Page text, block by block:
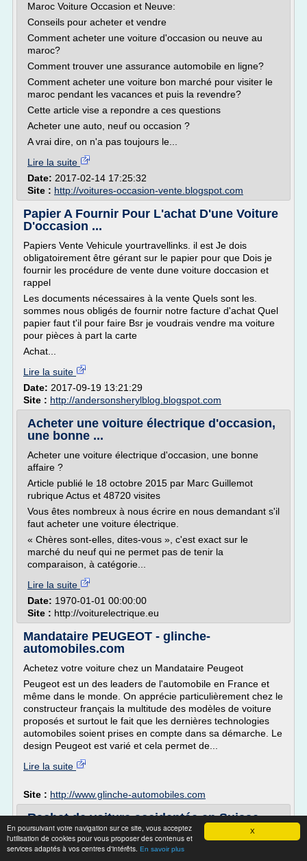
X
En poursuivant votre navigation sur ce site, vous acceptez
l'utilisation de cookies pour vous proposer des contenus et
services adaptés à vos centres d'intérêts. En savoir plus
Maroc Voiture Occasion et Neuve:
Conseils pour acheter et vendre
Comment acheter une voiture d'occasion ou neuve au
maroc?
Comment trouver une assurance automobile en ligne?
Comment acheter une voiture bon marché pour visiter le
maroc pendant les vacances et puis la revendre?
Cette article vise a repondre a ces questions
Acheter une auto, neuf ou occasion ?
A vrai dire, on n'a pas toujours le...
Lire la suite
Date: 2017-02-14 17:25:32
Site : http://voitures-occasion-vente.blogspot.com
Papier A Fournir Pour L'achat D'une Voiture
D'occasion ...
Papiers Vente Vehicule yourtravellinks. il est Je dois
obligatoirement être gérant sur le papier pour que Dois je
fournir les procédure de vente dune voiture doccasion et
rappel
Les documents nécessaires à la vente Quels sont les.
sommes nous obligés de fournir notre facture d'achat Quel
papier faut t'il pour faire Bsr je voudrais vendre ma voiture
pour pièces à part la carte
Achat...
Lire la suite
Date: 2017-09-19 13:21:29
Site : http://andersonsherylblog.blogspot.com
Acheter une voiture électrique d'occasion,
une bonne ...
Acheter une voiture électrique d'occasion, une bonne
affaire ?
Article publié le 18 octobre 2015 par Marc Guillemot
rubrique Actus et 48720 visites
Vous êtes nombreux à nous écrire en nous demandant s'il
faut acheter une voiture électrique.
« Chères sont-elles, dites-vous », c'est exact sur le
marché du neuf qui ne permet pas de tenir la
comparaison, à catégorie...
Lire la suite
Date: 1970-01-01 00:00:00
Site : http://voiturelectrique.eu
Mandataire PEUGEOT - glinche-
automobiles.com
Achetez votre voiture chez un Mandataire Peugeot
Peugeot est un des leaders de l'automobile en France et
même dans le monde. On apprécie particulièrement chez le
constructeur français la multitude des modèles de voiture
proposés et surtout le fait que les dernières technologies
automobiles soient prises en compte dans sa démarche. Le
design Peugeot est varié et cela permet de...
Lire la suite
Site : http://www.glinche-automobiles.com
Rachat de voiture accidentée en Suisse -
VendreMaVoiture.ch
Rachat de voiture accidentée en Suisse